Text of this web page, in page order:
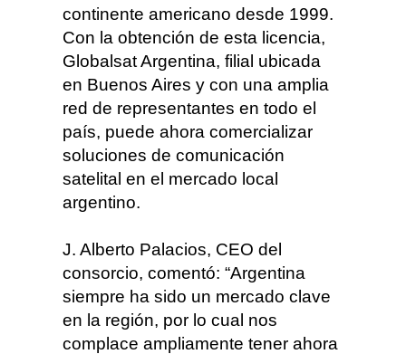
continente americano desde 1999.
Con la obtención de esta licencia,
Globalsat Argentina, filial ubicada
en Buenos Aires y con una amplia
red de representantes en todo el
país, puede ahora comercializar
soluciones de comunicación
satelital en el mercado local
argentino.
J. Alberto Palacios, CEO del
consorcio, comentó: “Argentina
siempre ha sido un mercado clave
en la región, por lo cual nos
complace ampliamente tener ahora